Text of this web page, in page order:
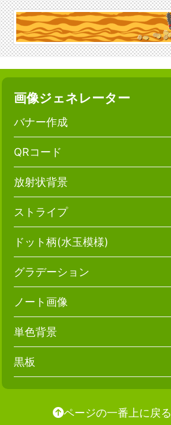
画像ジェネレーター
バナー作成
QRコード
放射状背景
ストライプ
ドット柄(水玉模様)
グラデーション
ノート画像
単色背景
黒板
ページの一番上に戻る